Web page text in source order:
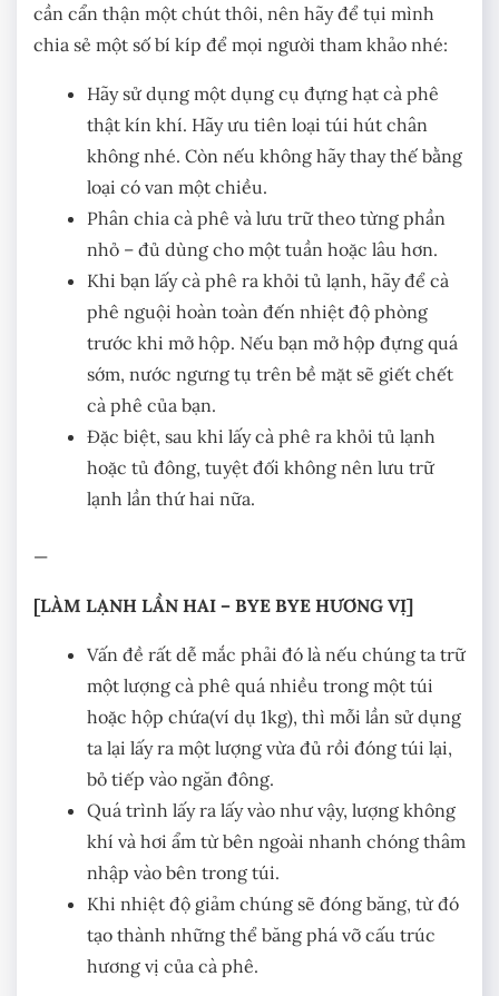
cần cẩn thận một chút thôi, nên hãy để tụi mình
chia sẻ một số bí kíp để mọi người tham khảo nhé:
Hãy sử dụng một dụng cụ đựng hạt cà phê
thật kín khí. Hãy ưu tiên loại túi hút chân
không nhé. Còn nếu không hãy thay thế bằng
loại có van một chiều.
Phân chia cà phê và lưu trữ theo từng phần
nhỏ – đủ dùng cho một tuần hoặc lâu hơn.
Khi bạn lấy cà phê ra khỏi tủ lạnh, hãy để cà
phê nguội hoàn toàn đến nhiệt độ phòng
trước khi mở hộp. Nếu bạn mở hộp đựng quá
sớm, nước ngưng tụ trên bề mặt sẽ giết chết
cà phê của bạn.
Đặc biệt, sau khi lấy cà phê ra khỏi tủ lạnh
hoặc tủ đông, tuyệt đối không nên lưu trữ
lạnh lần thứ hai nữa.
—
[LÀM LẠNH LẦN HAI – BYE BYE HƯƠNG VỊ]
Vấn đề rất dễ mắc phải đó là nếu chúng ta trữ
một lượng cà phê quá nhiều trong một túi
hoặc hộp chứa(ví dụ 1kg), thì mỗi lần sử dụng
ta lại lấy ra một lượng vừa đủ rồi đóng túi lại,
bỏ tiếp vào ngăn đông.
Quá trình lấy ra lấy vào như vậy, lượng không
khí và hơi ẩm từ bên ngoài nhanh chóng thâm
nhập vào bên trong túi.
Khi nhiệt độ giảm chúng sẽ đóng băng, từ đó
tạo thành những thể băng phá vỡ cấu trúc
hương vị của cà phê.